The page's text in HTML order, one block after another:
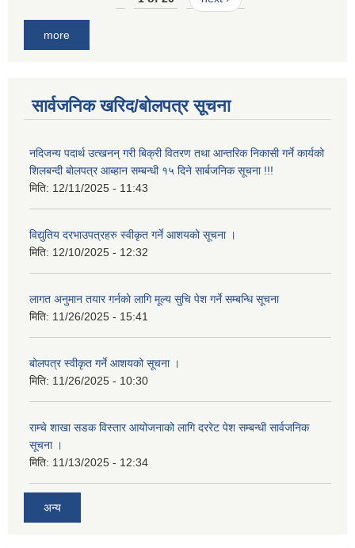
more
सार्वजनिक खरिद/बोलपत्र सूचना
नदिजन्य पदार्थ उत्खनन् गरी बिक्री वितरण तथा आन्तरिक निकासी गर्ने कार्यको
शिलबन्दी बोलपत्र आब्हान सम्बन्धी १५ दिने सार्बजनिक सूचना !!!
मिति: 12/11/2025 - 11:43
विद्युतिय दरभाउपत्रहरु स्वीकृत गर्ने आशयको सूचना ।
मिति: 12/10/2025 - 12:32
लागत अनुमान तयार गर्नकाे लागि मूल्य सुचि पेश गर्ने सम्बन्धि सूचना
मिति: 11/26/2025 - 15:41
बोलपत्र स्वीकृत गर्ने आशयको सूचना ।
मिति: 11/26/2025 - 10:30
राम्चे शाखा सडक विस्तार आयोजनाको लागि दररेट पेश सम्बन्धी सार्वजनिक
सूचना ।
मिति: 11/13/2025 - 12:34
अन्य